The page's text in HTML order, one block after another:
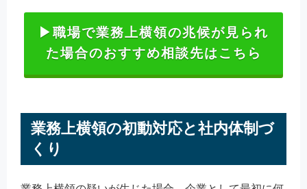
▶職場で業務上横領の兆候が見られ
た場合のおすすめ相談先はこちら
業務上横領の初動対応と社内体制づ
くり